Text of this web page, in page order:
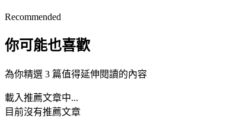
Recommended
你可能也喜歡
為你精選 3 篇值得延伸閱讀的內容
載入推薦文章中...
目前沒有推薦文章